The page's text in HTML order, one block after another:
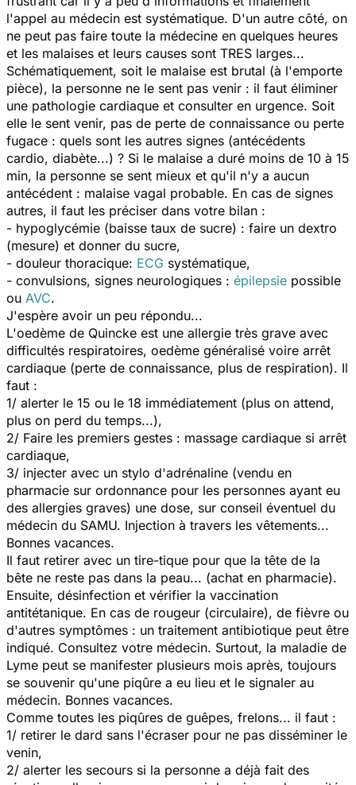
l'appel au médecin est systématique. D'un autre côté, on
ne peut pas faire toute la médecine en quelques heures
et les malaises et leurs causes sont TRES larges...
Schématiquement, soit le malaise est brutal (à l'emporte
pièce), la personne ne le sent pas venir : il faut éliminer
une pathologie cardiaque et consulter en urgence. Soit
elle le sent venir, pas de perte de connaissance ou perte
fugace : quels sont les autres signes (antécédents
cardio, diabète...) ? Si le malaise a duré moins de 10 à 15
min, la personne se sent mieux et qu'il n'y a aucun
antécédent : malaise vagal probable. En cas de signes
autres, il faut les préciser dans votre bilan :
- hypoglycémie (baisse taux de sucre) : faire un dextro
(mesure) et donner du sucre,
- douleur thoracique: ECG systématique,
- convulsions, signes neurologiques : épilepsie possible
ou AVC.
J'espère avoir un peu répondu...
L'oedème de Quincke est une allergie très grave avec
difficultés respiratoires, oedème généralisé voire arrêt
cardiaque (perte de connaissance, plus de respiration). Il
faut :
1/ alerter le 15 ou le 18 immédiatement (plus on attend,
plus on perd du temps...),
2/ Faire les premiers gestes : massage cardiaque si arrêt
cardiaque,
3/ injecter avec un stylo d'adrénaline (vendu en
pharmacie sur ordonnance pour les personnes ayant eu
des allergies graves) une dose, sur conseil éventuel du
médecin du SAMU. Injection à travers les vêtements...
Bonnes vacances.
Il faut retirer avec un tire-tique pour que la tête de la
bête ne reste pas dans la peau... (achat en pharmacie).
Ensuite, désinfection et vérifier la vaccination
antitétanique. En cas de rougeur (circulaire), de fièvre ou
d'autres symptômes : un traitement antibiotique peut être
indiqué. Consultez votre médecin. Surtout, la maladie de
Lyme peut se manifester plusieurs mois après, toujours
se souvenir qu'une piqûre a eu lieu et le signaler au
médecin. Bonnes vacances.
Comme toutes les piqûres de guêpes, frelons... il faut :
1/ retirer le dard sans l'écraser pour ne pas disséminer le
venin,
2/ alerter les secours si la personne a déjà fait des